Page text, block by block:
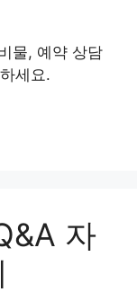
물, 예약 상담
세요.
자